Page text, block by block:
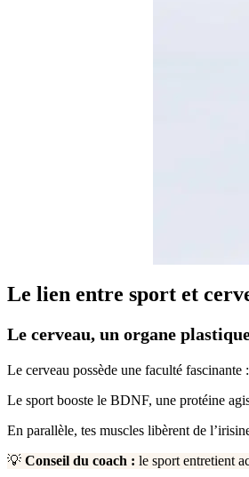
Le lien entre sport et
Le cerveau, un organe
Le cerveau possède une faculté fascinante
Le sport booste le BDNF, une protéine
En parallèle, tes muscles libèrent de
💡 Conseil du coach : le sport entretient